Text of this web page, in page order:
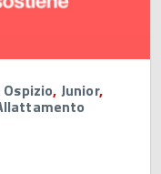
, Junior,